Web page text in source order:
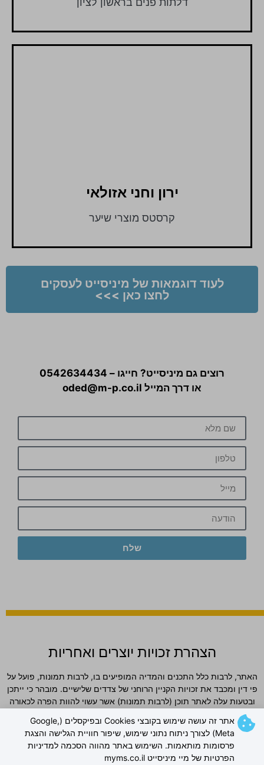
ירון וחני אזולאי
קרסטס מוצרי שיער
לעוד דוגמאות של מיניסייט לעסקים
לחצו כאן >>>
רוצים גם מיניסייט? חייגו – 0542634434
או דרך המייל oded@m-p.co.il
שלח
הצהרת זכויות יוצרים ואחריות
האתר, לרבות כלל התכנים והמדיה המופיעים בו, לרבות תמונות, פועל על
פי דין ומכבד את זכויות הקניין הרוחני של צדדים שלישיים. מובהר כי ייתכן
ובטעות עלה לאתר תוכן (לרבות תמונות) אשר עשוי להוות הפרה לכאורה
של זכויות יוצרים. מובהר ומוסכם כי למפעילי האתר לא תהיה כל אחריות
ישירה או עקיפה לכל נזק שייגרם עקב פרסום כאמור, וכי כל פנייה בדבר
חשש להפרת זכויות תיבחן באופן מיידי. ככל שנמצא כי תוכן כלשהו פוגע
בזכויות צד ג', יוסר התוכן או תינתן התייחסות אחרת לפי העניין, וזאת
מבלי שהדבר יהווה הודאה כלשהי באחריות מצד מפעילי האתר.
אתר זה עושה שימוש בקובצי Cookies ובפיקסלים (Google,
Meta) לצורך ניתוח נתוני שימוש, שיפור חוויית הגלישה והצגת
פרסומות מותאמות. השימוש באתר מהווה הסכמה למדיניות
הפרטיות של מיי מיניסייט myms.co.il